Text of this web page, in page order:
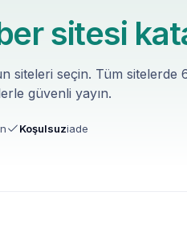
sitesi
siteleri seçin. Tüm sitelerde
güvenli yayın.
Koşulsuziade